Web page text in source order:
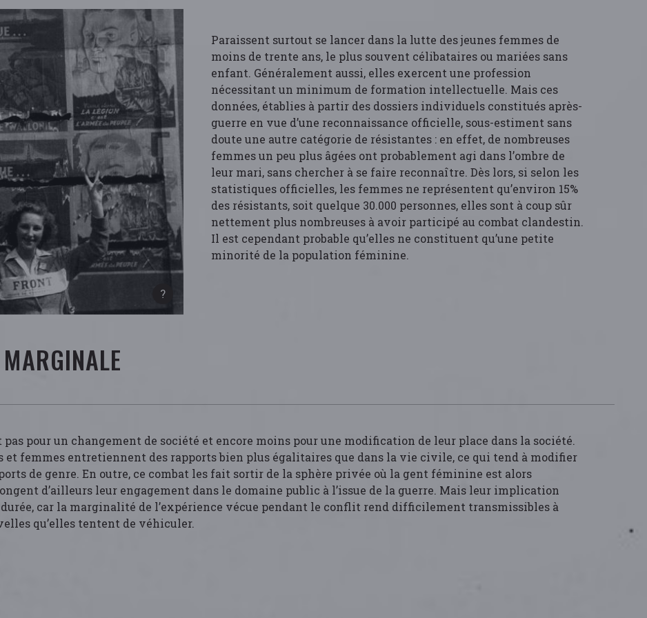
Paraissent surtout se lancer dans la lutte des jeunes femmes de
moins de trente ans, le plus souvent célibataires ou mariées sans
enfant. Généralement aussi, elles exercent une profession
nécessitant un minimum de formation intellectuelle. Mais ces
données, établies à partir des dossiers individuels constitués après-
guerre en vue d’une reconnaissance officielle, sous-estiment sans
doute une autre catégorie de résistantes : en effet, de nombreuses
femmes un peu plus âgées ont probablement agi dans l’ombre de
leur mari, sans chercher à se faire reconnaître. Dès lors, si selon les
statistiques officielles, les femmes ne représentent qu’environ 15%
des résistants, soit quelque 30.000 personnes, elles sont à coup sûr
nettement plus nombreuses à avoir participé au combat clandestin.
Il est cependant probable qu’elles ne constituent qu’une petite
minorité de la population féminine.
pour un changement de société et encore moins pour une modification de leur place dans la société.
et femmes entretiennent des rapports bien plus égalitaires que dans la vie civile, ce qui tend à modifier
de genre. En outre, ce combat les fait sortir de la sphère privée où la gent féminine est alors
d’ailleurs leur engagement dans le domaine public à l’issue de la guerre. Mais leur implication
car la marginalité de l’expérience vécue pendant le conflit rend difficilement transmissibles à
qu’elles tentent de véhiculer.